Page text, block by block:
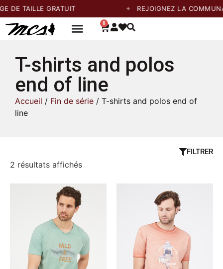
DE TAILLE GRATUIT REJOIGNEZ LA
0
T-shirts and polos
end of line
Accueil / Fin de série / T-shirts and polos end of
line
2 résultats affichés
FILTRER